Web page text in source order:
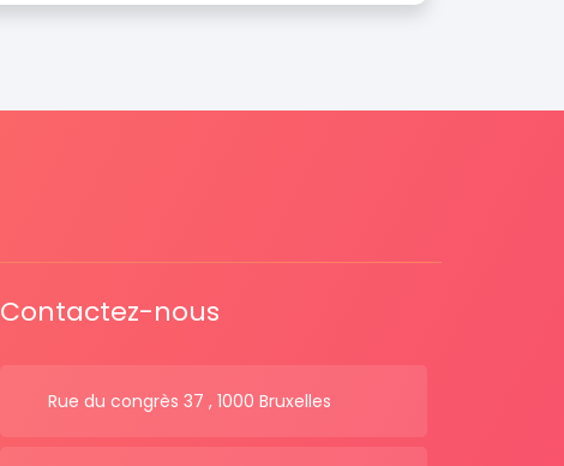
Contactez-nous
Rue du congrès 37 , 1000 Bruxelles